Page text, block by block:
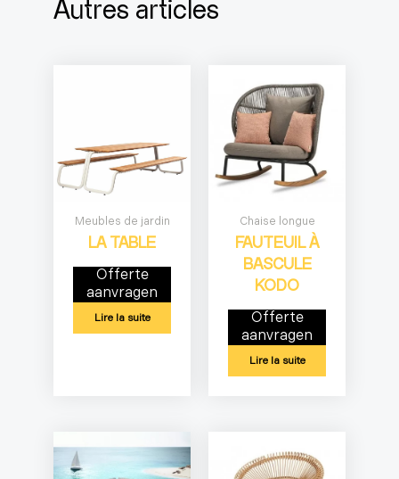
Autres articles
Meubles de jardin
LA TABLE
Offerte
aanvragen
Lire la suite
Chaise longue
FAUTEUIL À
BASCULE
KODO
Offerte
aanvragen
Lire la suite